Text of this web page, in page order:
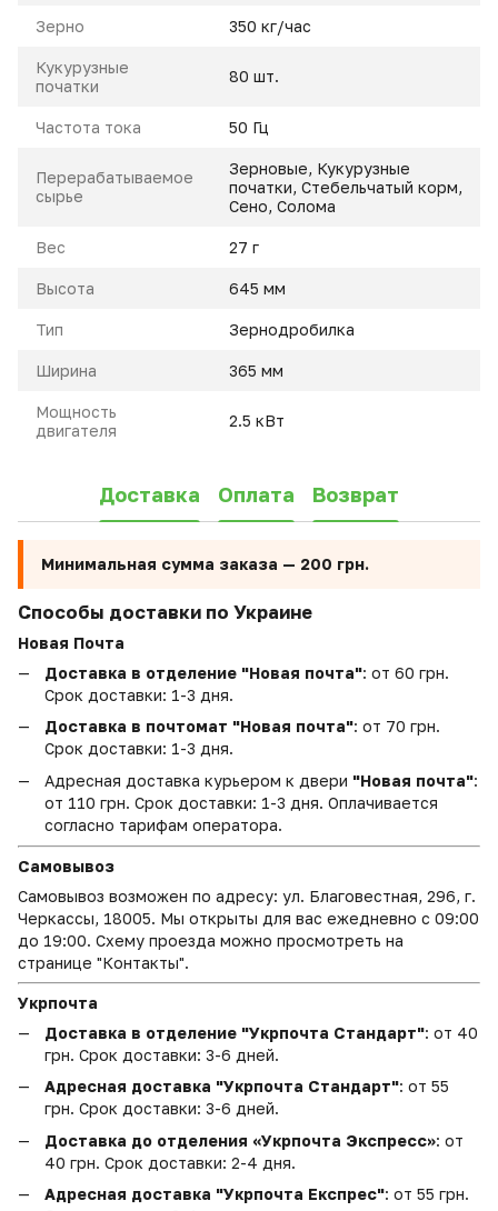
Зерно 350 кг/час
Кукурузные
початки
80 шт.
Частота тока 50 Гц
Перерабатываемое
сырье
Зерновые, Кукурузные
початки, Стебельчатый корм,
Сено, Солома
Вес 27 г
Высота 645 мм
Тип Зернодробилка
Ширина 365 мм
Мощность
двигателя
2.5 кВт
Доставка Оплата Возврат
Минимальная сумма заказа — 200 грн.
Способы доставки по Украине
Новая Почта
Доставка в отделение "Новая почта": от 60 грн.
Срок доставки: 1-3 дня.
Доставка в почтомат "Новая почта": от 70 грн.
Срок доставки: 1-3 дня.
Адресная доставка курьером к двери "Новая почта":
от 110 грн. Срок доставки: 1-3 дня. Оплачивается
согласно тарифам оператора.
Самовывоз
Самовывоз возможен по адресу: ул. Благовестная, 296, г.
Черкассы, 18005. Мы открыты для вас ежедневно с 09:00
до 19:00. Схему проезда можно просмотреть на
странице "Контакты".
Укрпочта
Доставка в отделение "Укрпочта Стандарт": от 40
грн. Срок доставки: 3-6 дней.
Адресная доставка "Укрпочта Стандарт": от 55
грн. Срок доставки: 3-6 дней.
Доставка до отделения «Укрпочта Экспресс»: от
40 грн. Срок доставки: 2-4 дня.
Адресная доставка "Укрпочта Експрес": от 55 грн.